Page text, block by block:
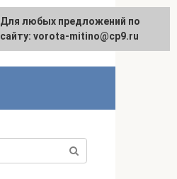
Для любых предложений по
сайту: vorota-mitino@cp9.ru